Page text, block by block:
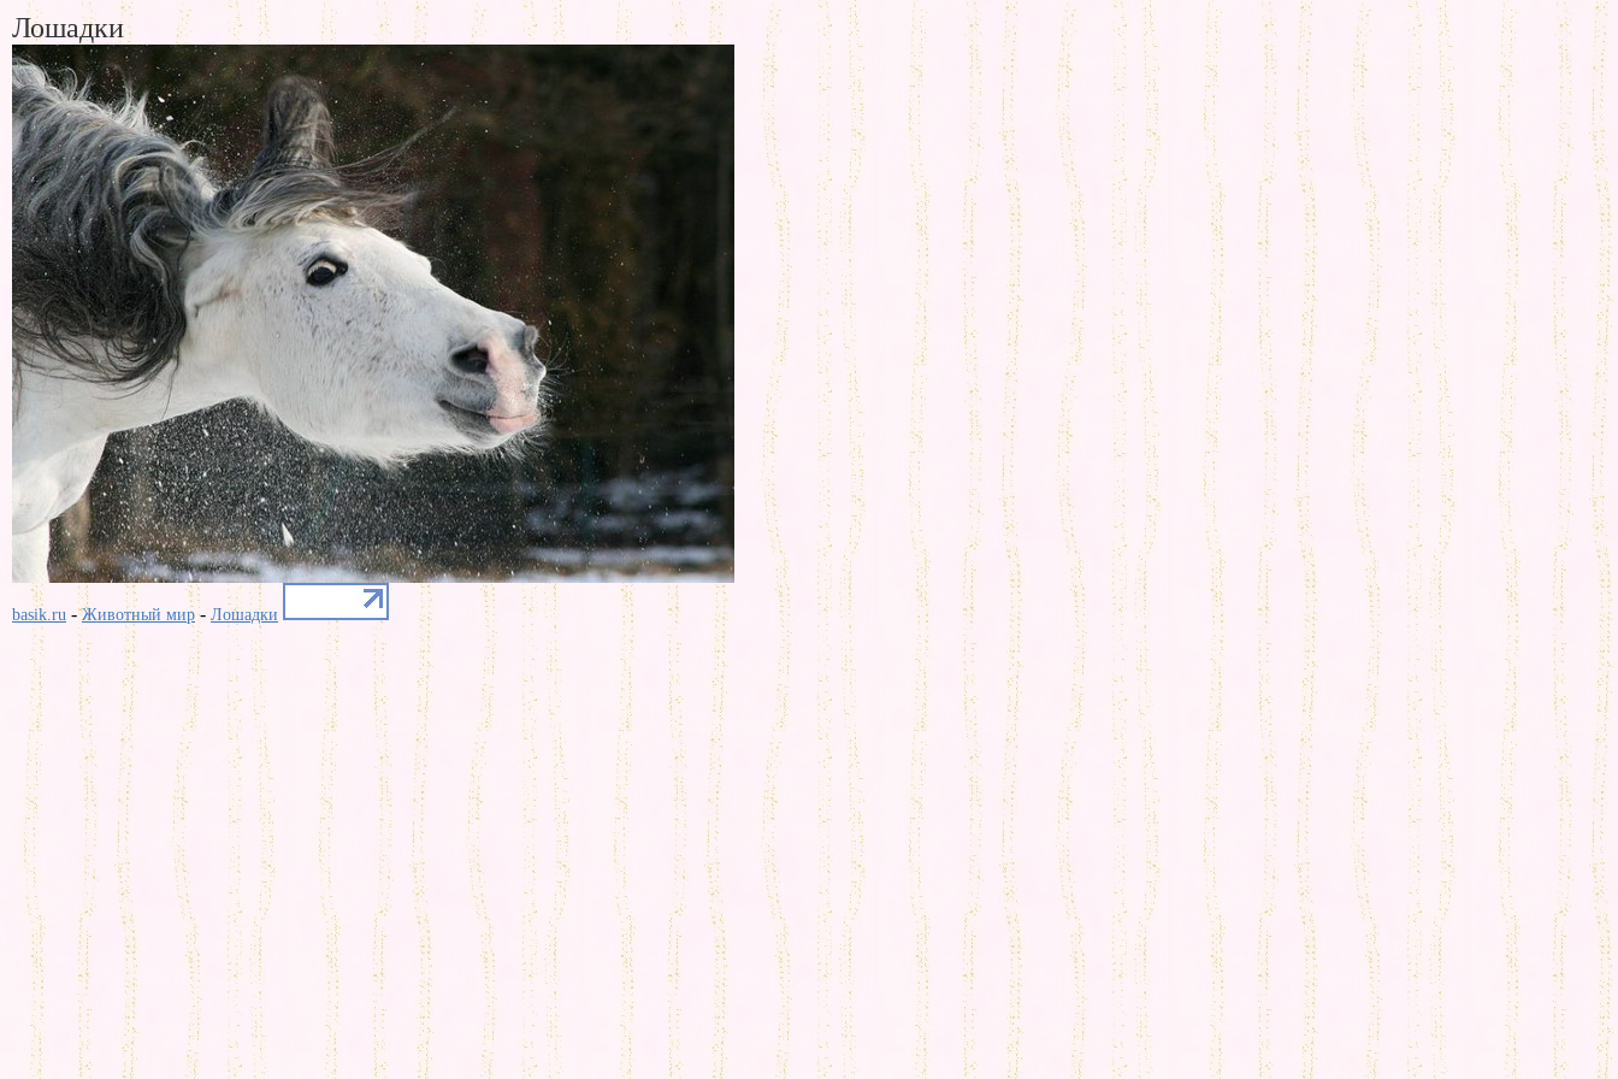
Лошадки
basik.ru -Животный мир- Лошадки